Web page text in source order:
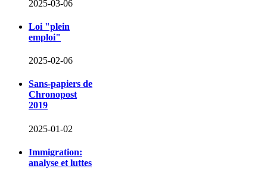
2025-03-06
Loi "plein
emploi"
2025-02-06
Sans-papiers de
Chronopost
2019
2025-01-02
Immigration:
analyse et luttes